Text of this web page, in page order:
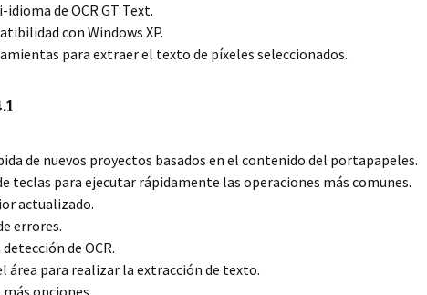
idioma de OCR GT Text.
con Windows XP.
para extraer el texto de píxeles seleccionados.
de nuevos proyectos basados en el contenido del portapapeles.
teclas para ejecutar rápidamente las operaciones más comunes.
actualizado.
errores.
de OCR.
área para realizar la extracción de texto.
más opciones.